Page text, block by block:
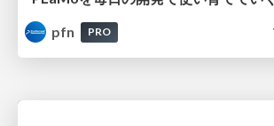
pfn
PRO